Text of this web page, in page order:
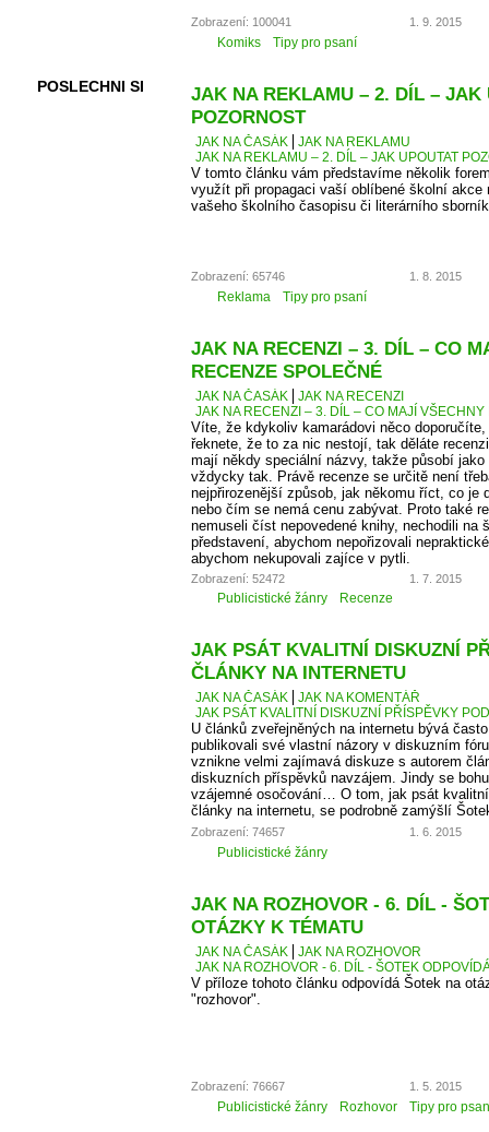
POSLECHNI SI
Zobrazení: 100041 1. 9. 2015
Komiks Tipy pro psaní
JAK NA REKLAMU – 2. DÍL – JAK
POZORNOST
JAK NA ČASÁK
JAK NA REKLAMU
JAK NA REKLAMU – 2. DÍL – JAK UPOUTAT
V tomto článku vám představíme několik
využít při propagaci vaší oblíbené školní akce
vašeho školního časopisu či literárního
Zobrazení: 65746 1. 8. 2015
Reklama Tipy pro psaní
JAK NA RECENZI – 3. DÍL – CO
RECENZE SPOLEČNÉ
JAK NA ČASÁK
JAK NA RECENZI
JAK NA RECENZI – 3. DÍL – CO MAJÍ
Víte, že kdykoliv kamarádovi něco
řeknete, že to za nic nestojí, tak děláte
mají někdy speciální názvy, takže působí jako
vždycky tak. Právě recenze se určitě není
nejpřirozenější způsob, jak někomu říct, co je
nebo čím se nemá cenu zabývat. Proto také
nemuseli číst nepovedené knihy, nechodili na
představení, abychom nepořizovali
abychom nekupovali zajíce v pytli.
Zobrazení: 52472 1. 7. 2015
Publicistické žánry Recenze
JAK PSÁT KVALITNÍ DISKUZNÍ
ČLÁNKY NA INTERNETU
JAK NA ČASÁK
JAK NA KOMENTÁŘ
JAK PSÁT KVALITNÍ DISKUZNÍ PŘÍSPĚVKY
U článků zveřejněných na internetu bývá
publikovali své vlastní názory v diskuzním
vznikne velmi zajímavá diskuze s autorem
diskuzních příspěvků navzájem. Jindy se
vzájemné osočování… O tom, jak psát
články na internetu, se podrobně zamýšlí
Zobrazení: 74657 1. 6. 2015
Publicistické žánry
JAK NA ROZHOVOR - 6. DÍL -
OTÁZKY K TÉMATU
JAK NA ČASÁK
JAK NA ROZHOVOR
JAK NA ROZHOVOR - 6. DÍL - ŠOTEK
V příloze tohoto článku odpovídá Šotek na
"rozhovor".
Zobrazení: 76667 1. 5. 2015
Publicistické žánry Rozhovor Tipy pro